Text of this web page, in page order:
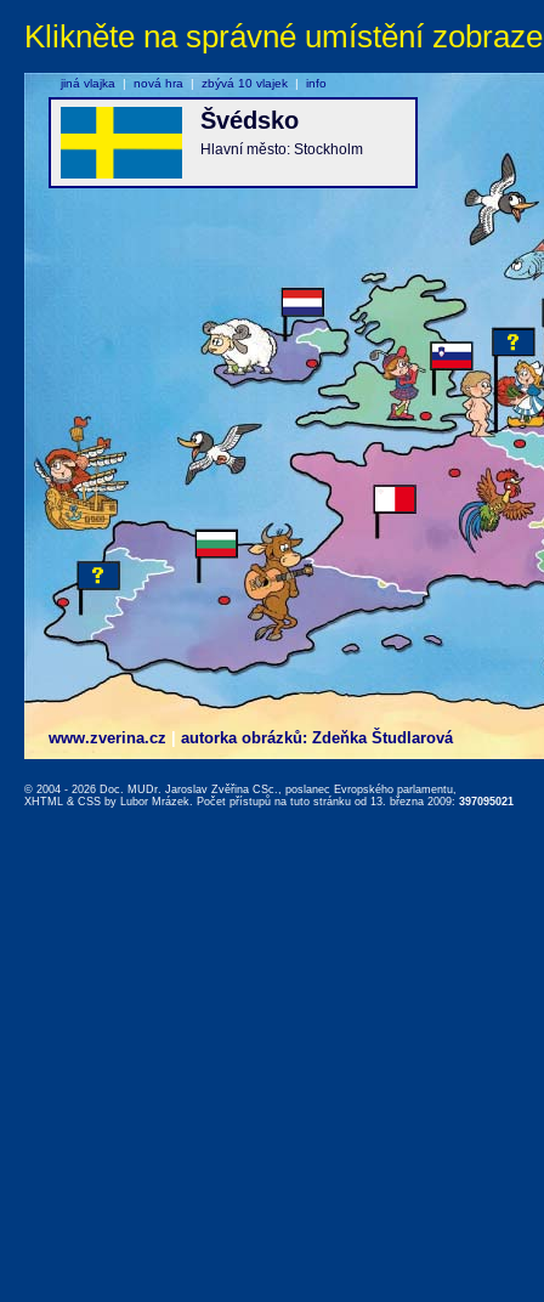
Klikněte na správné umístění
www.zverina.cz autorka obrázků: Zdeňka Študlarová
Švédsko
Hlavní město: Stockholm
jiná vlajka | nová hra | zbývá 10 vlajek | info
© 2004 - 2026 Doc. MUDr. Jaroslav Zvěřina CSc., poslanec Evropského parlamentu,
XHTML & CSS by Lubor Mrázek. Počet přístupů na tuto stránku od 13. března 2009: 397095021